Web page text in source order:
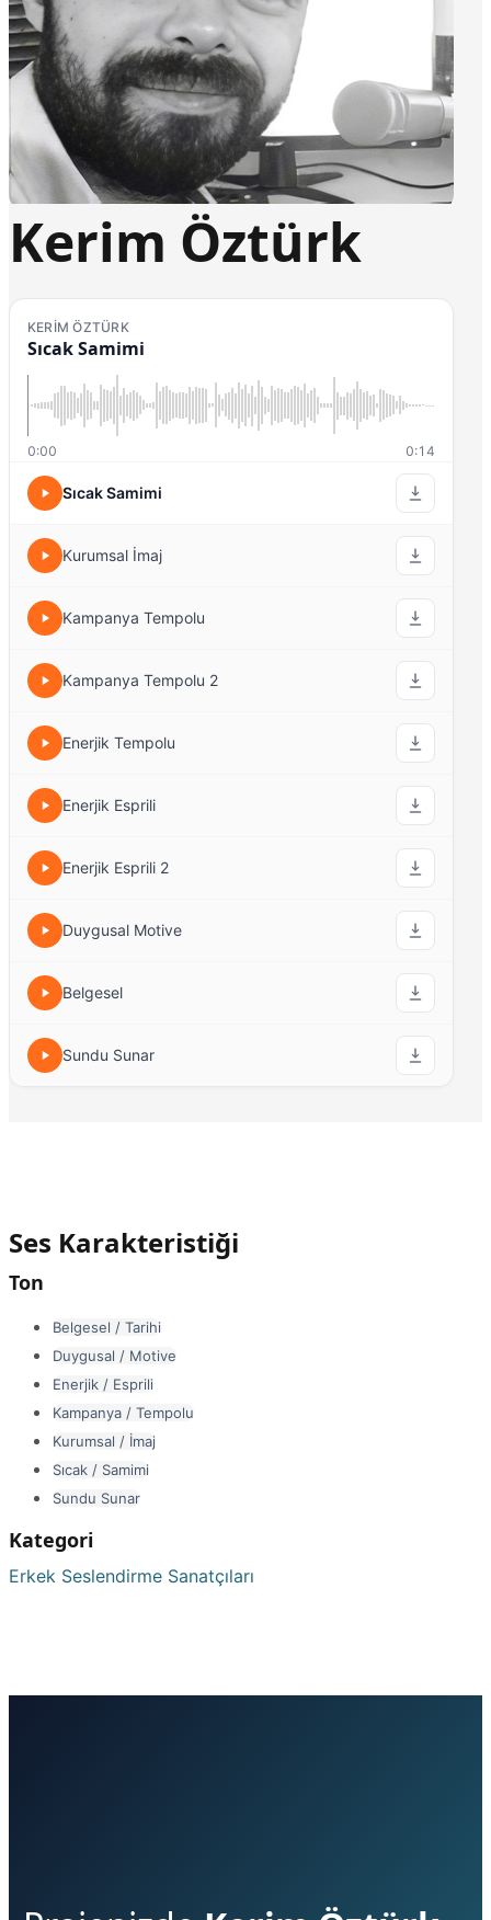
Kerim Öztürk
KERIM ÖZTÜRK
Sıcak Samimi
0:00 0:14
Sıcak Samimi
Kurumsal İmaj
Kampanya Tempolu
Kampanya Tempolu 2
Enerjik Tempolu
Enerjik Esprili
Enerjik Esprili 2
Duygusal Motive
Belgesel
Sundu Sunar
Ses Karakteristiği
Ton
Belgesel / Tarihi
Duygusal / Motive
Enerjik / Esprili
Kampanya / Tempolu
Kurumsal / İmaj
Sıcak / Samimi
Sundu Sunar
Kategori
Erkek Seslendirme Sanatçıları